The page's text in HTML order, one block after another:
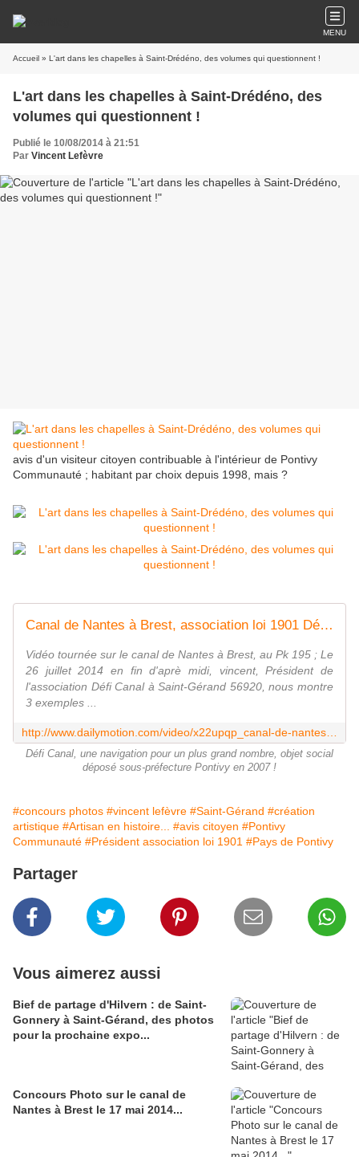
MENU
Accueil » L'art dans les chapelles à Saint-Drédéno, des volumes qui questionnent !
L'art dans les chapelles à Saint-Drédéno, des
volumes qui questionnent !
Publié le 10/08/2014 à 21:51
Par Vincent Lefèvre
avis d'un visiteur citoyen contribuable à l'intérieur de Pontivy
Communauté ; habitant par choix depuis 1998, mais ?
Canal de Nantes à Brest, association loi 1901 Défi Canal : video démonstration navigation n°2
Vidéo tournée sur le canal de Nantes à Brest, au Pk 195 ; Le
26 juillet 2014 en fin d'aprè midi, vincent, Président de
l'association Défi Canal à Saint-Gérand 56920, nous montre
3 exemples ...
Défi Canal, une navigation pour un plus grand nombre, objet social
déposé sous-préfecture Pontivy en 2007 !
#concours photos #vincent lefèvre #Saint-Gérand #création
artistique #Artisan en histoire... #avis citoyen #Pontivy
Communauté #Président association loi 1901 #Pays de Pontivy
Partager
Vous aimerez aussi
Bief de partage d'Hilvern : de Saint-
Gonnery à Saint-Gérand, des photos
pour la prochaine expo...
Concours Photo sur le canal de
Nantes à Brest le 17 mai 2014...